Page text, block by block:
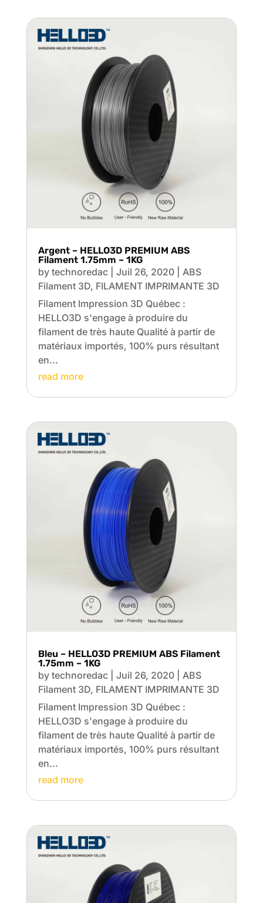
Argent – HELLO3D PREMIUM ABS
Filament 1.75mm – 1KG
by technoredac| Juil 26, 2020| ABS
Filament 3D, FILAMENT IMPRIMANTE 3D
Filament Impression 3D Québec :
HELLO3D s'engage à produire du
filament de très haute Qualité à partir de
matériaux importés, 100% purs résultant
en...
read more
Bleu – HELLO3D PREMIUM ABS Filament
1.75mm – 1KG
by technoredac| Juil 26, 2020| ABS
Filament 3D, FILAMENT IMPRIMANTE 3D
Filament Impression 3D Québec :
HELLO3D s'engage à produire du
filament de très haute Qualité à partir de
matériaux importés, 100% purs résultant
en...
read more